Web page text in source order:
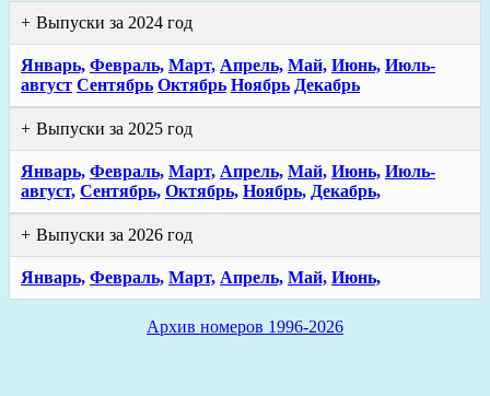
Выпуски за 2024 год
Январь, Февраль, Март, Апрель, Май, Июнь, Июль-
август Сентябрь Октябрь Ноябрь Декабрь
Выпуски за 2025 год
Январь, Февраль, Март, Апрель, Май, Июнь, Июль-
август, Сентябрь, Октябрь, Ноябрь, Декабрь,
Выпуски за 2026 год
Январь, Февраль, Март, Апрель, Май, Июнь,
Архив номеров 1996-2026